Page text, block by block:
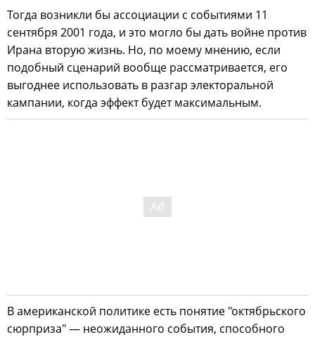
Тогда возникли бы ассоциации с событиями 11
сентября 2001 года, и это могло бы дать войне против
Ирана вторую жизнь. Но, по моему мнению, если
подобный сценарий вообще рассматривается, его
выгоднее использовать в разгар электоральной
кампании, когда эффект будет максимальным.
В американской политике есть понятие "октябрьского
сюрприза" — неожиданного события, способного